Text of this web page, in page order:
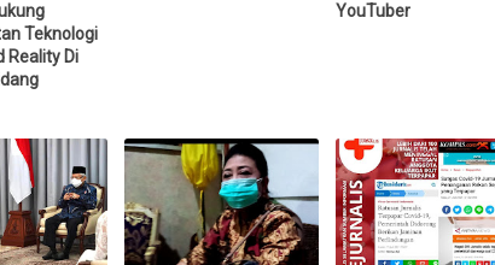
Teknologi
Reality Di
YouTuber